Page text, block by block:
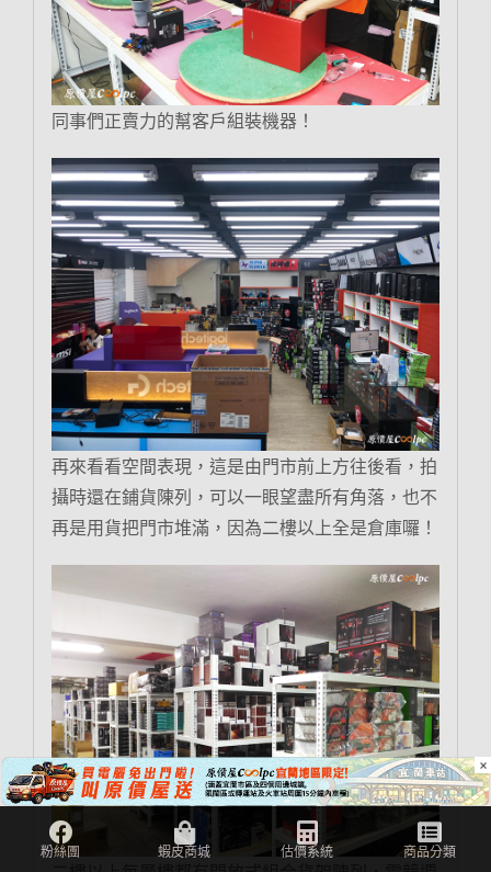
同事們正賣力的幫客戶組裝機器！
再來看看空間表現，這是由門市前上方往後看，拍
攝時還在鋪貨陳列，可以一眼望盡所有角落，也不
再是用貨把門市堆滿，因為二樓以上全是倉庫囉！
×